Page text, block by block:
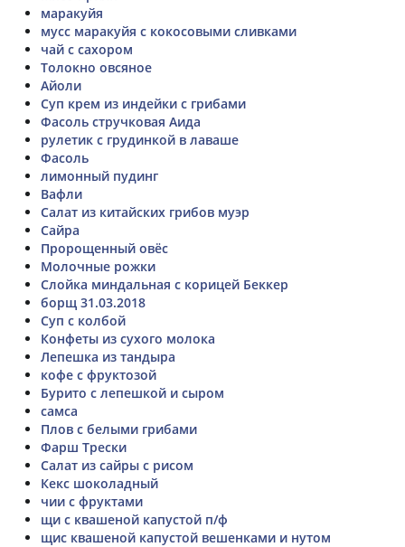
маракуйя
мусс маракуйя с кокосовыми сливками
чай с сахором
Толокно овсяное
Айоли
Суп крем из индейки с грибами
Фасоль стручковая Аида
рулетик с грудинкой в лаваше
Фасоль
лимонный пудинг
Вафли
Салат из китайских грибов муэр
Сайра
Пророщенный овёс
Молочные рожки
Слойка миндальная с корицей Беккер
борщ 31.03.2018
Суп с колбой
Конфеты из сухого молока
Лепешка из тандыра
кофе с фруктозой
Бурито с лепешкой и сыром
самса
Плов с белыми грибами
Фарш Трески
Салат из сайры с рисом
Кекс шоколадный
чии с фруктами
щи с квашеной капустой п/ф
щис квашеной капустой вешенками и нутом